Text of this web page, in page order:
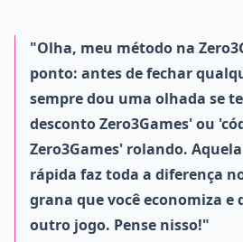
"Olha, meu método na
ponto: antes de fechar
sempre dou uma olhada se
desconto Zero3Games' ou
Zero3Games' rolando.
rápida faz toda a diferença
grana que você economiza e
outro jogo. Pense nisso!"